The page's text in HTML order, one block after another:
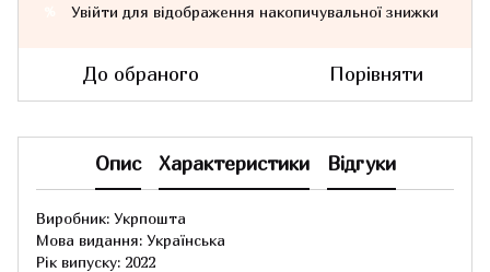
Увійти для відображення накопичувальної знижки
До обраного Порівняти
Опис Характеристики Відгуки
Виробник: Укрпошта
Мова видання: Українська
Рік випуску: 2022